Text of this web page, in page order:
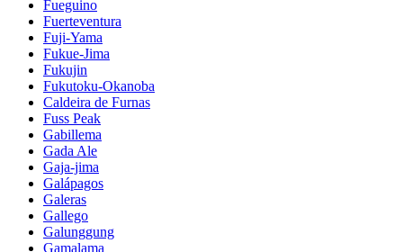
Fueguino
Fuerteventura
Fuji-Yama
Fukue-Jima
Fukujin
Fukutoku-Okanoba
Caldeira de Furnas
Fuss Peak
Gabillema
Gada Ale
Gaja-jima
Galápagos
Galeras
Gallego
Galunggung
Gamalama